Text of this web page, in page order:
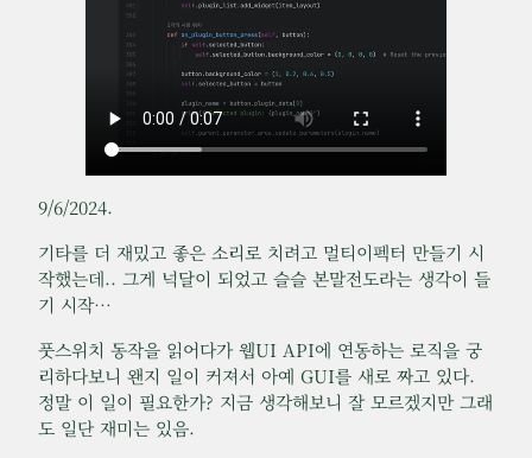
9/6/2024.
기타를 더 재밌고 좋은 소리로 치려고 멀티이펙터 만들기 시
작했는데.. 그게 넉달이 되었고 슬슬 본말전도라는 생각이 들
기 시작…
풋스위치 동작을 읽어다가 웹UI API에 연동하는 로직을 궁
리하다보니 왠지 일이 커져서 아예 GUI를 새로 짜고 있다.
정말 이 일이 필요한가? 지금 생각해보니 잘 모르겠지만 그래
도 일단 재미는 있음.